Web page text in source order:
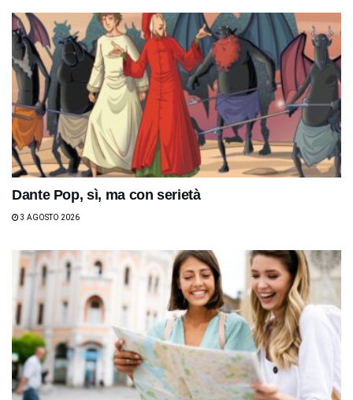
Dante Pop, sì, ma con serietà
3 AGOSTO 2026